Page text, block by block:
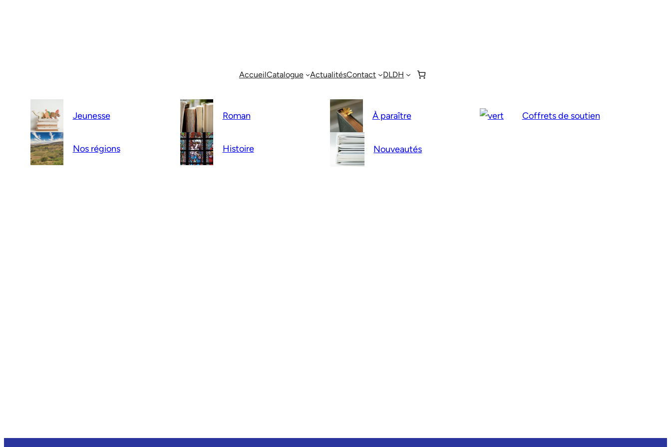
AccueilCatalogue ActualitésContact DLDH
Jeunesse
Nos régions
Roman
Histoire
À paraître
Nouveautés
Coffrets de soutien